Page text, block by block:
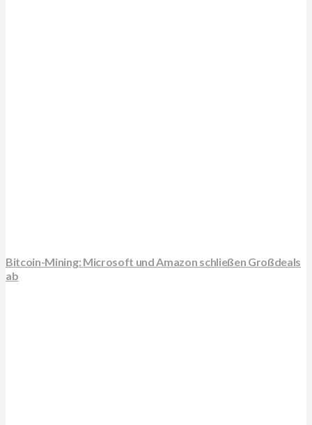
Bitcoin-Mining: Microsoft und Amazon schließen Großdeals
ab